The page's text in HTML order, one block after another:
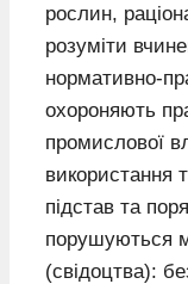
рослин,
розуміти
нормативно-
охороняють
промислової
використання
підстав та
порушуються
(свідоцтва):